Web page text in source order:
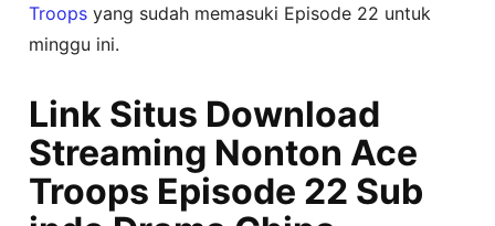
Troops yang sudah memasuki Episode 22 untuk
minggu ini.
Link Situs Download
Streaming Nonton Ace
Troops Episode 22 Sub